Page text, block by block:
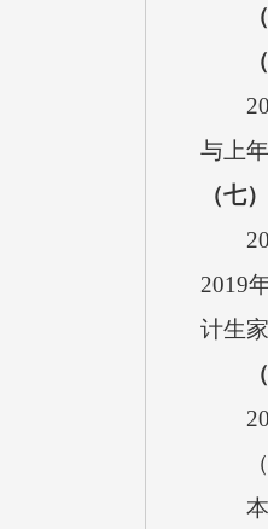
与上
（七）
2019
计生